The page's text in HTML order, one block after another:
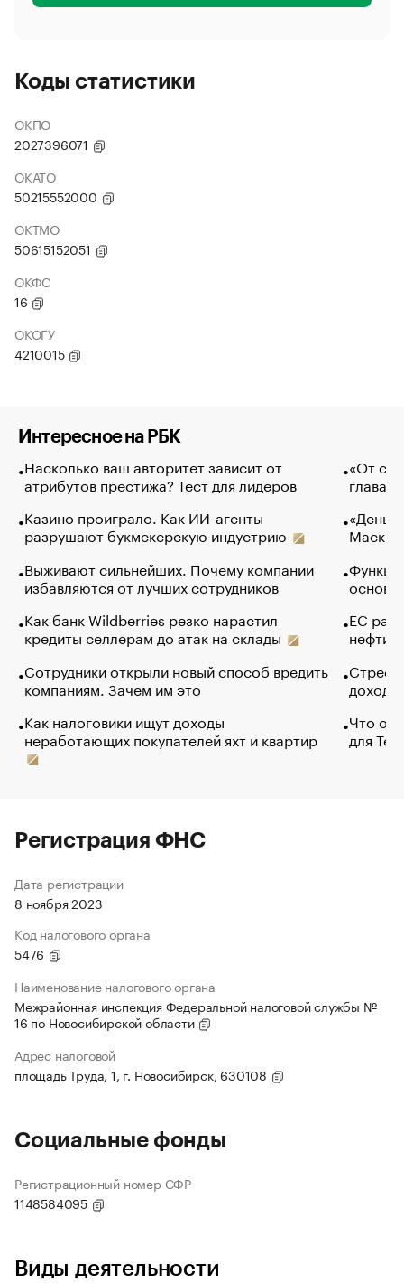
Коды статистики
ОКПО
2027396071
ОКАТО
50215552000
ОКТМО
50615152051
ОКФС
16
ОКОГУ
4210015
Интересное на РБК
Насколько ваш авторитет зависит от
атрибутов престижа? Тест для лидеров
Казино проиграло. Как ИИ-агенты
разрушают букмекерскую индустрию
Выживают сильнейших. Почему компании
избавляются от лучших сотрудников
Как банк Wildberries резко нарастил
кредиты селлерам до атак на склады
Сотрудники открыли новый способ вредить
компаниям. Зачем им это
Как налоговики ищут доходы
неработающих покупателей яхт и квартир
«От
глава
Маск в
основ
ЕС
нефти
Что
для
Регистрация ФНС
Дата регистрации
8 ноября 2023
Код налогового органа
5476
Наименование налогового органа
Межрайонная инспекция Федеральной налоговой службы №
16 по Новосибирской области
Адрес налоговой
площадь Труда, 1, г. Новосибирск, 630108
Социальные фонды
Регистрационный номер СФР
1148584095
Виды деятельности